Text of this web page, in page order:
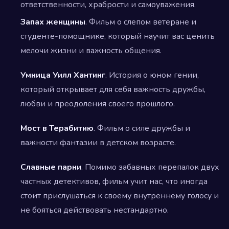
ответственности, храбрости и самоуважения.
Запах женщины. Фильм о слепом ветеране и
студенте-помощнике, который научит вас ценить
мелочи жизни и важность общения.
Умница Уилл Хантинг. История о юном гении,
который открывает для себя важность дружбы,
любви и преодоления своего прошлого.
Мост в Терабитию. Фильм о силе дружбы и
важности фантазии в детском возрасте.
Славные парни. Помимо забавных перепалок двух
частных детективов, фильм учит нас, что иногда
стоит прислушаться к своему внутреннему голосу и
не бояться действовать нестандартно.